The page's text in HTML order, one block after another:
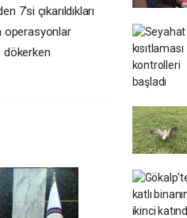
7'si çıkarıldıkları
operasyonlar
dökerken